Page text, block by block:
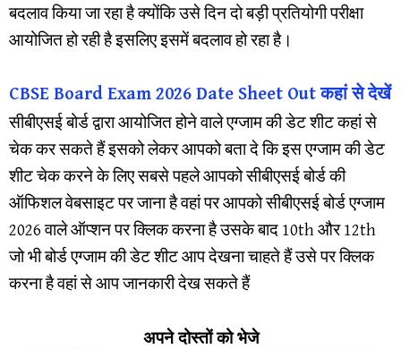
बदलाव किया जा रहा है क्योंकि उसे दिन दो बड़ी प्रतियोगी परीक्षा
आयोजित हो रही है इसलिए इसमें बदलाव हो रहा है।
CBSE Board Exam 2026 Date Sheet Out कहां से देखें
सीबीएसई बोर्ड द्वारा आयोजित होने वाले एग्जाम की डेट शीट कहां से
चेक कर सकते हैं इसको लेकर आपको बता दे कि इस एग्जाम की डेट
शीट चेक करने के लिए सबसे पहले आपको सीबीएसई बोर्ड की
ऑफिशल वेबसाइट पर जाना है वहां पर आपको सीबीएसई बोर्ड एग्जाम
2026 वाले ऑप्शन पर क्लिक करना है उसके बाद 10th और 12th
जो भी बोर्ड एग्जाम की डेट शीट आप देखना चाहते हैं उसे पर क्लिक
करना है वहां से आप जानकारी देख सकते हैं
अपने दोस्तों को भेजे